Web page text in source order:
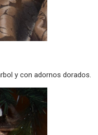
y con adornos dorados.